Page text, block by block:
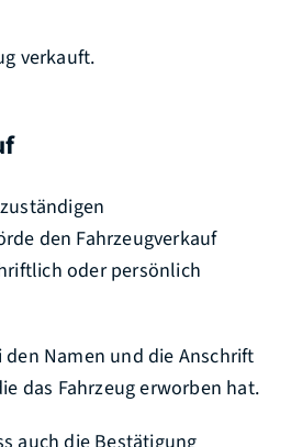
verkauft.
den Fahrzeugverkauf
oder persönlich
den Namen und die Anschrift
das Fahrzeug erworben hat.